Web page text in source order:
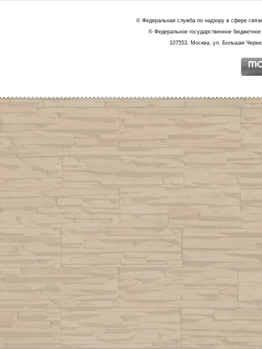
© Федеральная служба по надзору в сфере
© Федеральное государственное
107553, Москва, ул. Большая